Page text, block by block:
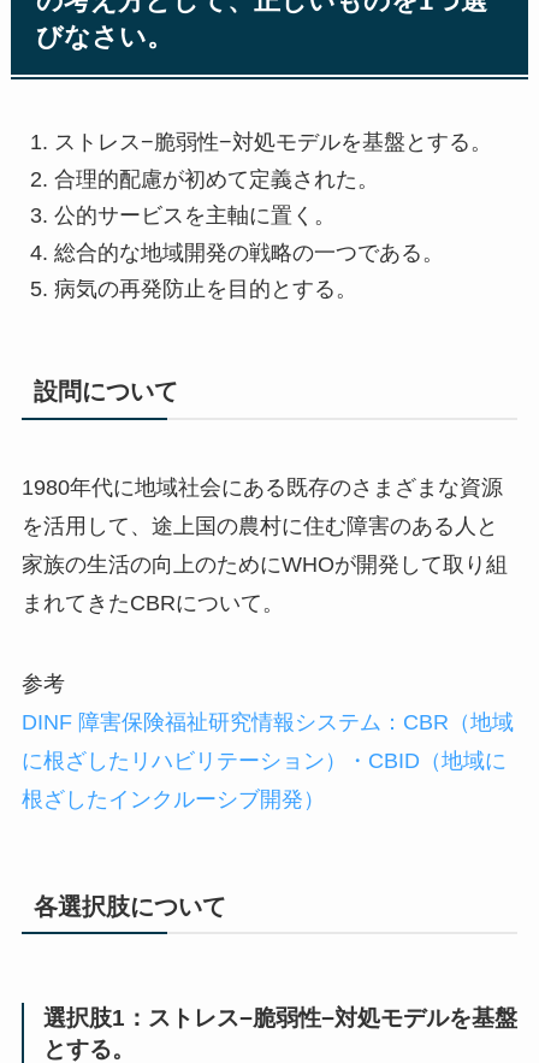
びなさい。
ストレス−脆弱性−対処モデルを基盤とする。
合理的配慮が初めて定義された。
公的サービスを主軸に置く。
総合的な地域開発の戦略の一つである。
病気の再発防止を目的とする。
設問について
1980年代に地域社会にある既存のさまざまな資源
を活用して、途上国の農村に住む障害のある人と
家族の生活の向上のためにWHOが開発して取り組
まれてきたCBRについて。
参考
DINF 障害保険福祉研究情報システム：CBR（地域
に根ざしたリハビリテーション）・CBID（地域に
根ざしたインクルーシブ開発）
各選択肢について
選択肢1：ストレス−脆弱性−対処モデルを基盤
とする。